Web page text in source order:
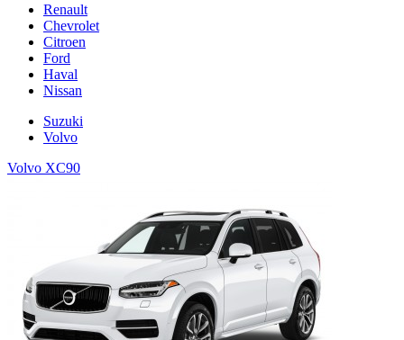
Renault
Chevrolet
Citroen
Ford
Haval
Nissan
Suzuki
Volvo
Volvo XC90